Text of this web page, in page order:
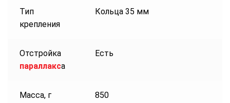
Тип
крепления
Кольца 35 мм
Отстройка
параллакса
Есть
Масса, г 850